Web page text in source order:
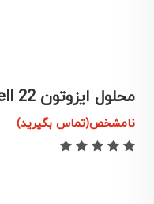
محلول ایزوتون 22 Excell
نامشخص(تماس بگیرید)